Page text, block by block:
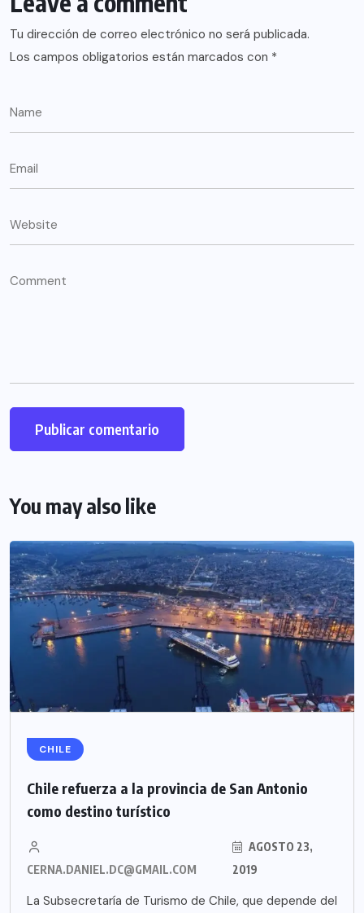
Tu dirección de correo electrónico no será publicada.
Los campos obligatorios están marcados con *
You may also like
CHILE
Chile refuerza a la provincia de San Antonio
como destino turístico
CERNA.DANIEL.DC@GMAIL.COM
AGOSTO 23,
2019
La Subsecretaría de Turismo de Chile, que depende del